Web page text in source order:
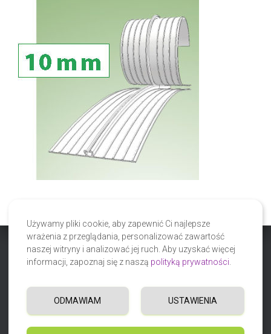
Copyright © PLM - Perfect Zipper 2023 GROUP-MOROZ
Używamy pliki cookie, aby zapewnić Ci najlepsze
wrażenia z przeglądania, personalizować zawartość
naszej witryny i analizować jej ruch. Aby uzyskać więcej
informacji, zapoznaj się z naszą polityką prywatności
USTAWIENIA
ODMAWIAM